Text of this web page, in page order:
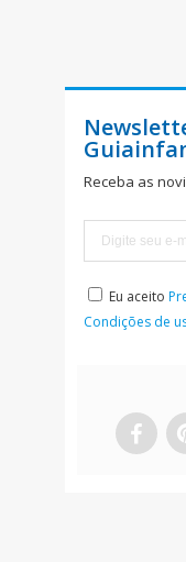
Receba as
Eu aceito
Condições de